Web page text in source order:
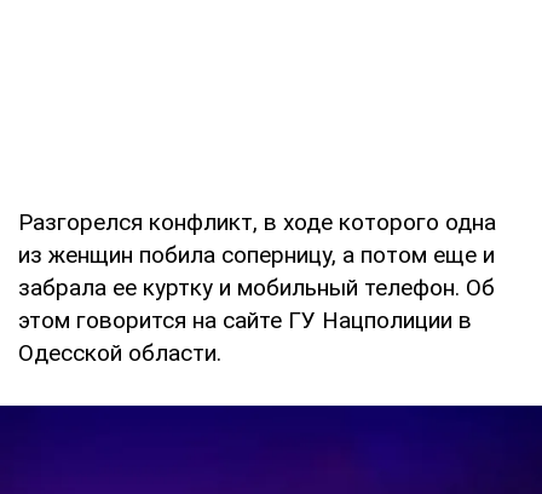
Разгорелся конфликт, в ходе которого одна
из женщин побила соперницу, а потом еще и
забрала ее куртку и мобильный телефон. Об
этом говорится на сайте ГУ Нацполиции в
Одесской области.